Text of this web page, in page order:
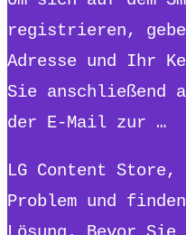
registrieren,
Adresse und Ihr
Sie anschließend
der E-Mail zur …
LG Content Store,
Problem und